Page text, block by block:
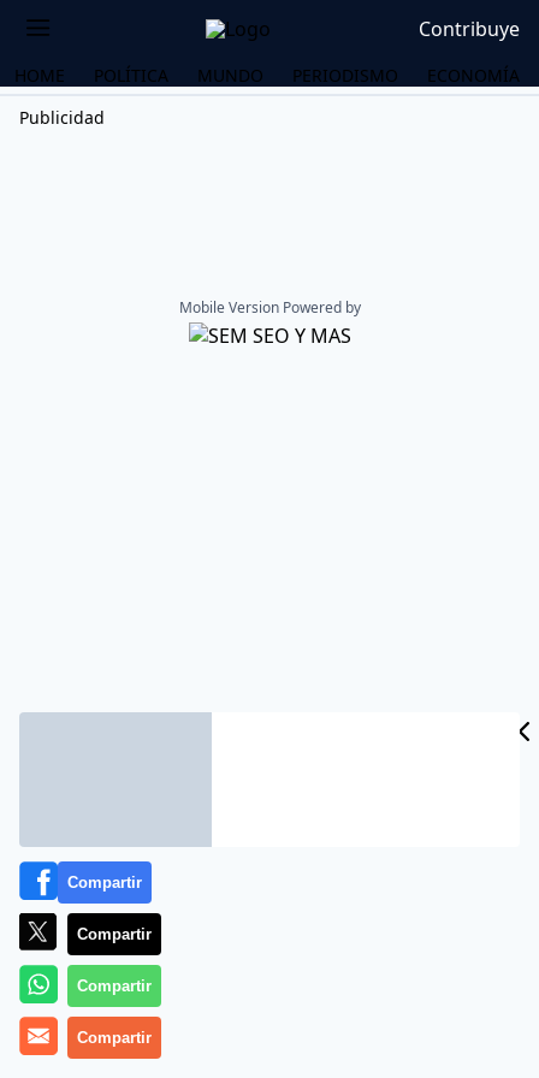
Contribuye
HOME POLÍTICA MUNDO PERIODISMO
ECONOMÍA
Publicidad
Mobile Version Powered by
Compartir
Compartir
Compartir
Compartir